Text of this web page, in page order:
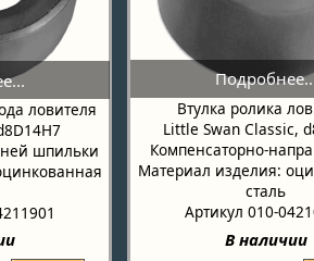
ловителя
шпильки
Втулка ролика
Little Swan Classic,
Компенсаторно-
Материал изделия:
сталь
Артикул 010-
В наличии